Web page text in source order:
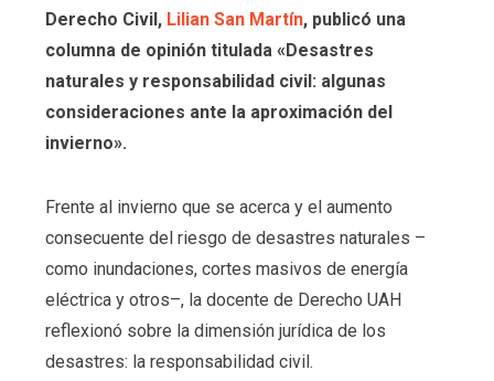
Derecho Civil, Lilian San Martín, publicó una
columna de opinión titulada «Desastres
naturales y responsabilidad civil: algunas
consideraciones ante la aproximación del
invierno».
Frente al invierno que se acerca y el aumento
consecuente del riesgo de desastres naturales –
como inundaciones, cortes masivos de energía
eléctrica y otros–, la docente de Derecho UAH
reflexionó sobre la dimensión jurídica de los
desastres: la responsabilidad civil.